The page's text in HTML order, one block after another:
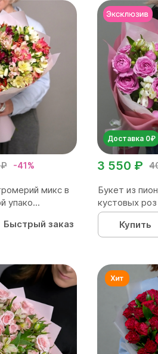
-41%
микс в
упако...
Быстрый заказ
Доставка 0₽
3 550 ₽
Букет из
кустовых
Купить